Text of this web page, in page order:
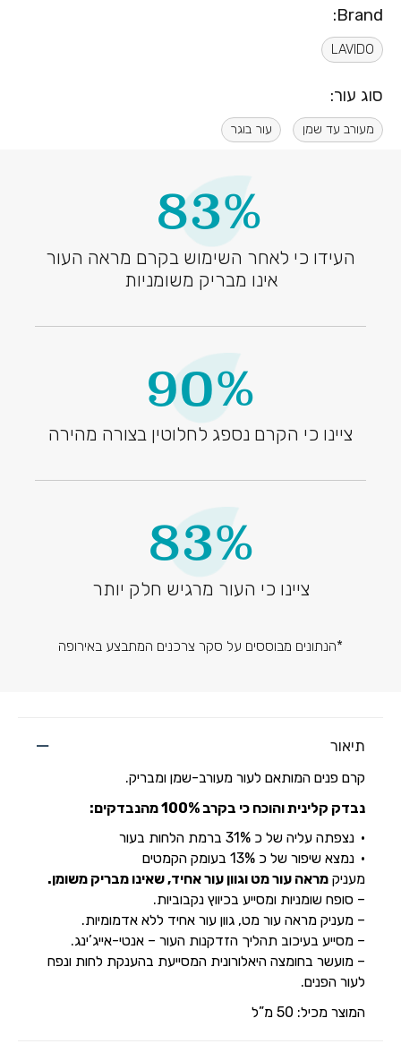
Brand:
LAVIDO
סוג עור:
מעורב עד שמן עור בוגר
83%
העידו כי לאחר השימוש בקרם מראה העור
אינו מבריק משומניות
90%
ציינו כי הקרם נספג לחלוטין בצורה מהירה
83%
ציינו כי העור מרגיש חלק יותר
*הנתונים מבוססים על סקר צרכנים המתבצע באירופה
תיאור
קרם פנים המותאם לעור מעורב-שמן ומבריק.
נבדק קלינית והוכח כי בקרב 100% מהנבדקים:
נצפתה עליה של כ 31% ברמת הלחות בעור
נמצא שיפור של כ 13% בעומק הקמטים
מעניק מראה עור מט וגוון עור אחיד, שאינו מבריק משומן.
– סופח שומניות ומסייע בכיווץ נקבוביות.
– מעניק מראה עור מט, גוון עור אחיד ללא אדמומיות.
– מסייע בעיכוב תהליך הזדקנות העור – אנטי-אייג’ינג.
– מועשר בחומצה היאלורונית המסייעת בהענקת לחות ונפח
לעור הפנים.
המוצר מכיל: 50 מ”ל